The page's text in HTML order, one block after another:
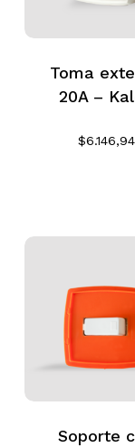
Toma
20A –
$6.146,94
Soporte